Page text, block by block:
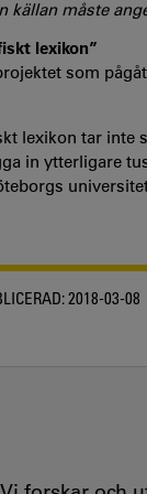
källan måste
lexikon”
som
lexikon tar inte
in ytterligare
universitet
2018-03-08